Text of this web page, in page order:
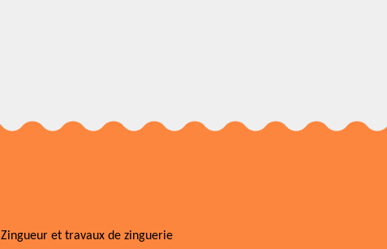
Zingueur et travaux de zinguerie